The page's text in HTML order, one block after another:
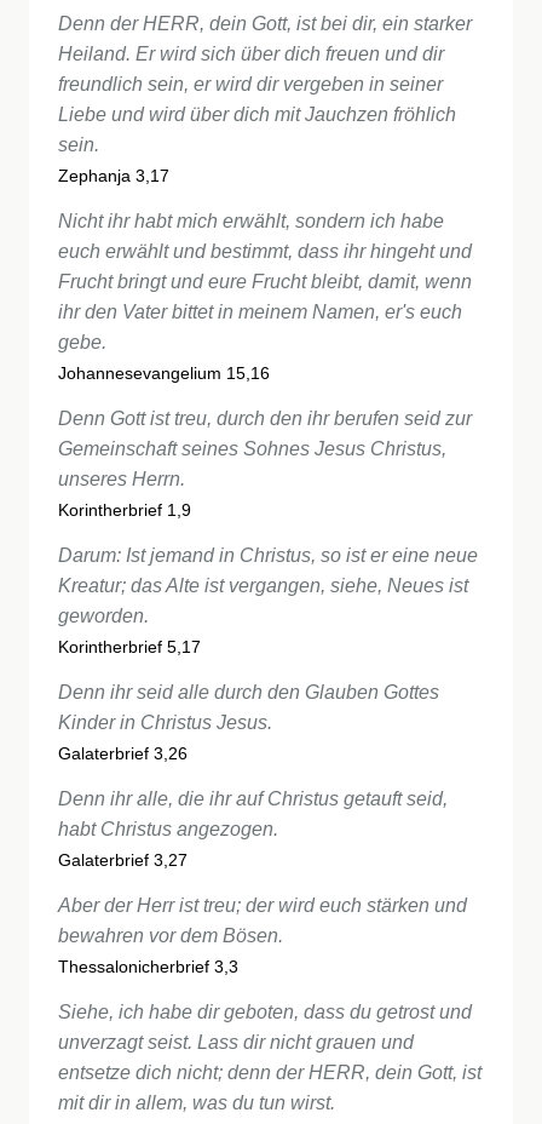
Denn der HERR, dein Gott, ist bei dir, ein starker
Heiland. Er wird sich über dich freuen und dir
freundlich sein, er wird dir vergeben in seiner
Liebe und wird über dich mit Jauchzen fröhlich
sein.
Zephanja 3,17
Nicht ihr habt mich erwählt, sondern ich habe
euch erwählt und bestimmt, dass ihr hingeht und
Frucht bringt und eure Frucht bleibt, damit, wenn
ihr den Vater bittet in meinem Namen, er's euch
gebe.
Johannesevangelium 15,16
Denn Gott ist treu, durch den ihr berufen seid zur
Gemeinschaft seines Sohnes Jesus Christus,
unseres Herrn.
Korintherbrief 1,9
Darum: Ist jemand in Christus, so ist er eine neue
Kreatur; das Alte ist vergangen, siehe, Neues ist
geworden.
Korintherbrief 5,17
Denn ihr seid alle durch den Glauben Gottes
Kinder in Christus Jesus.
Galaterbrief 3,26
Denn ihr alle, die ihr auf Christus getauft seid,
habt Christus angezogen.
Galaterbrief 3,27
Aber der Herr ist treu; der wird euch stärken und
bewahren vor dem Bösen.
Thessalonicherbrief 3,3
Siehe, ich habe dir geboten, dass du getrost und
unverzagt seist. Lass dir nicht grauen und
entsetze dich nicht; denn der HERR, dein Gott, ist
mit dir in allem, was du tun wirst.